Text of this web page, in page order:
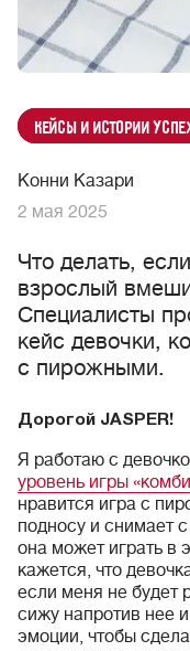
Кейсы и истории
Конни Казари
2 мая 2025
Что делать,
взрослый
Специалисты
кейс девочки,
с пирожными.
Дорогой JASPER!
Я работаю с
уровень игры
нравится игра с
подносу и снимает
она может играть в
кажется, что
если меня не будет
сижу напротив нее
эмоции, чтобы